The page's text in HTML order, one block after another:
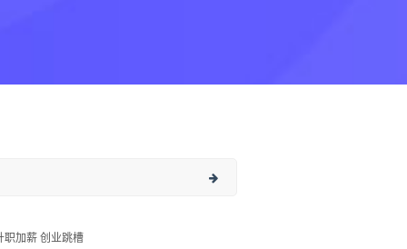
职加薪 创业跳槽